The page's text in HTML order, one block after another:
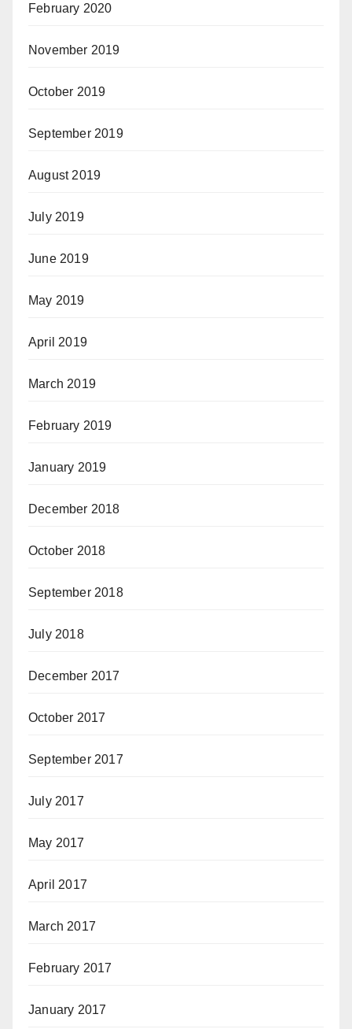
February 2020
November 2019
October 2019
September 2019
August 2019
July 2019
June 2019
May 2019
April 2019
March 2019
February 2019
January 2019
December 2018
October 2018
September 2018
July 2018
December 2017
October 2017
September 2017
July 2017
May 2017
April 2017
March 2017
February 2017
January 2017